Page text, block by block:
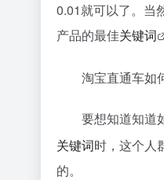
0.01就可以了。当
产品的最佳关键词
淘宝直通车如
要想知道知道
关键词时，这个人
的。